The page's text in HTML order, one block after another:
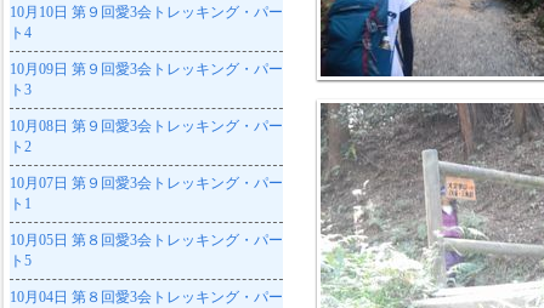
10月10日 第９回愛3会トレッキング・パー
ト4
10月09日 第９回愛3会トレッキング・パー
ト3
10月08日 第９回愛3会トレッキング・パー
ト2
10月07日 第９回愛3会トレッキング・パー
ト1
10月05日 第８回愛3会トレッキング・パー
ト5
10月04日 第８回愛3会トレッキング・パー